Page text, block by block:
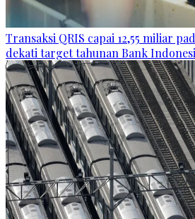
Transaksi QRIS capai 12,55 miliar
dekati target tahunan Bank